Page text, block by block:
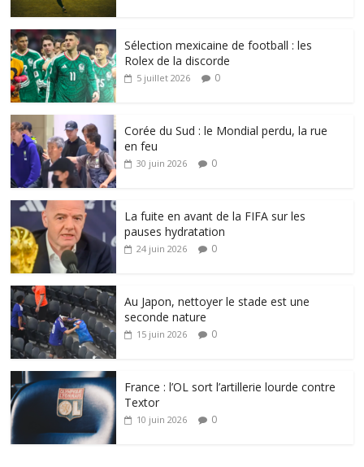
Sélection mexicaine de football : les
Rolex de la discorde
5 juillet 2026 0
Corée du Sud : le Mondial perdu, la rue
en feu
30 juin 2026 0
La fuite en avant de la FIFA sur les
pauses hydratation
24 juin 2026 0
Au Japon, nettoyer le stade est une
seconde nature
15 juin 2026 0
France : l’OL sort l’artillerie lourde contre
Textor
10 juin 2026 0